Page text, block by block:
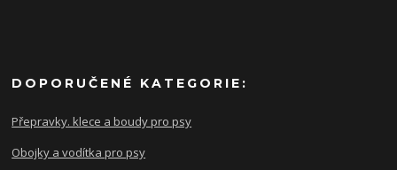
DOPORUČENÉ KATEGORIE:
Přepravky. klece a boudy pro psy
Obojky a vodítka pro psy